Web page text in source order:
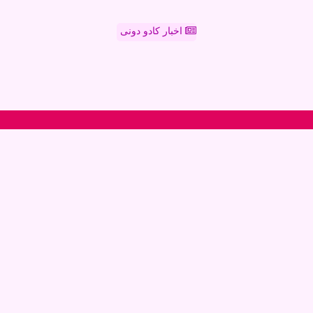
اخبار کادو دونی